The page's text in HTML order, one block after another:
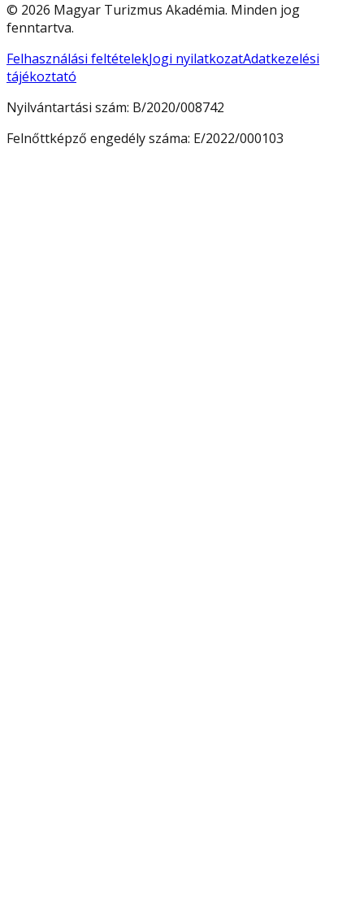
© 2026 Magyar Turizmus Akadémia. Minden jog
fenntartva.
Felhasználási feltételekJogi nyilatkozatAdatkezelési
tájékoztató
Nyilvántartási szám: B/2020/008742
Felnőttképző engedély száma: E/2022/000103